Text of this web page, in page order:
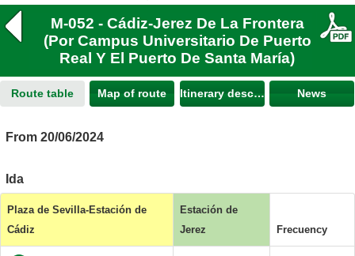
M-052 - Cádiz-Jerez De La Frontera
(Por Campus Universitario De Puerto
Real Y El Puerto De Santa María)
Route table Map of route Itinerary description News
From 20/06/2024
Ida
Plaza de Sevilla-Estación de
Cádiz
Estación de
Jerez
Frecuency